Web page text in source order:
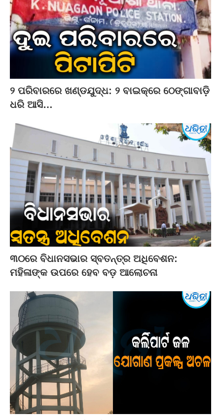
୨ ପରିବାରରେ ଖଣ୍ଡଯୁଦ୍ଧ: ୨ ବାଇକ୍‌ରେ ଠେଙ୍ଗାବାଡ଼ି
ଧରି ଆସି…
୩୦ରେ ବିଧାନସଭାର ସ୍ବତନ୍ତ୍ର ଅଧିବେଶନ:
ମହିଳାଙ୍କ ଉପରେ ହେବ ବଡ଼ ଆଲୋଚନା